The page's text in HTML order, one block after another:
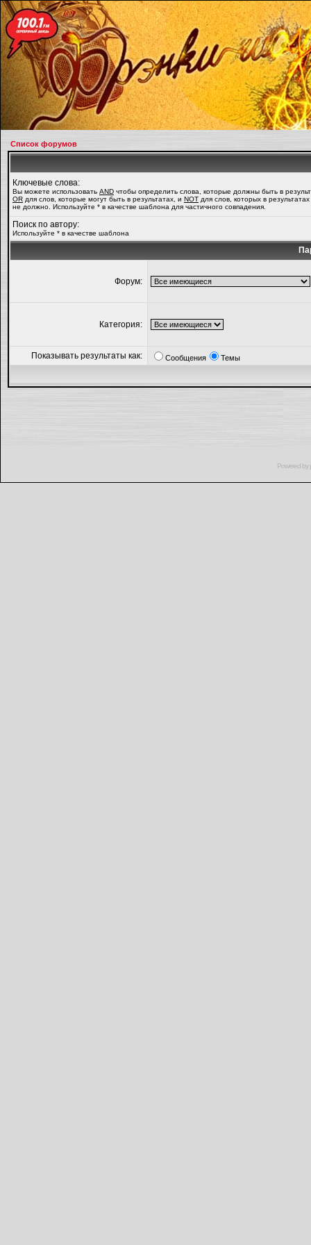
Список форумов
Ключевые слова:
Вы можете использовать AND чтобы определить слова, которые должны быть в
OR для слов, которые могут быть в результатах, и NOT для слов, которых в
не должно. Используйте * в качестве шаблона для частичного совпадения.
Поиск по автору:
Используйте * в качестве шаблона
Форум:
Категория:
Показывать результаты как: Сообщения Темы
Powered by